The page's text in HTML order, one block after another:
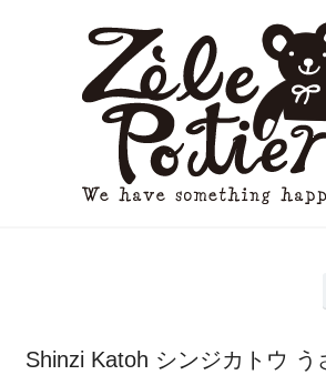
Shinzi Katoh シンジカトウ